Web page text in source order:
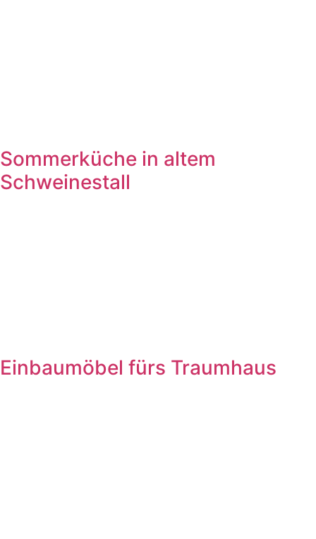
Sommerküche in altem
Schweinestall
Einbaumöbel fürs Traumhaus